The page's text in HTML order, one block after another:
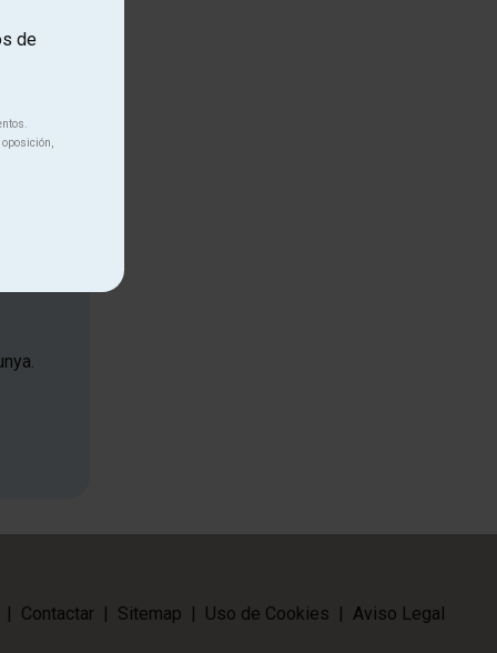
| Contactar | Sitemap | Uso de Cookies | Aviso Legal
de